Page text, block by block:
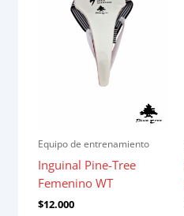
Equipo de entrenamiento
Inguinal Pine-Tree
Femenino WT
$12.000